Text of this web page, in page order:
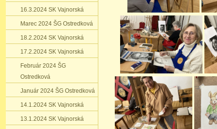
16.3.2024 SK Vajnorská
Marec 2024 ŠG Ostredková
18.2.2024 SK Vajnorská
17.2.2024 SK Vajnorská
Február 2024 ŠG
Ostredková
Január 2024 ŠG Ostredková
14.1.2024 SK Vajnorská
13.1.2024 SK Vajnorská